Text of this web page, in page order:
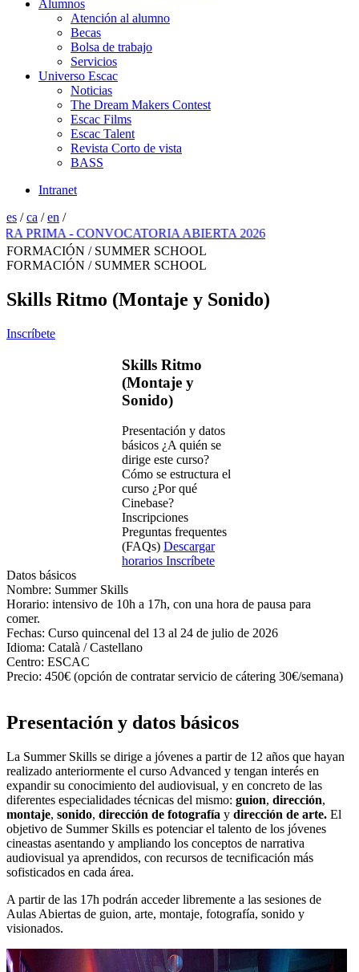
Alumnos
Atención al alumno
Becas
Bolsa de trabajo
Servicios
Universo Escac
Noticias
The Dream Makers Contest
Escac Films
Escac Talent
Revista Corto de vista
BASS
Intranet
es /ca /en /
- CONVOCATORIA ABIERTA 2026
FORMACIÓN / SUMMER SCHOOL
FORMACIÓN / SUMMER SCHOOL
Skills Ritmo (Montaje y Sonido)
Inscríbete
Skills Ritmo
(Montaje y
Sonido)
Presentación y datos
básicos ¿A quién se
dirige este curso?
Cómo se estructura el
curso ¿Por qué
Cinebase?
Inscripciones
Preguntas frequentes
(FAQs) Descargar
horarios Inscríbete
Datos básicos
Nombre: Summer Skills
Horario: intensivo de 10h a 17h, con una hora de pausa para
comer.
Fechas: Curso quincenal del 13 al 24 de julio de 2026
Idioma: Català / Castellano
Centro: ESCAC
Precio: 450€ (opción de contratar servicio de cátering 30€/semana)
Presentación y datos básicos
La Summer Skills se dirige a jóvenes a partir de 12 años que hayan
realizado anteriormente el curso Advanced y tengan interés en
expandir su conocimiento del audiovisual, y en concreto de las
diferentes especialidades técnicas del mismo: guion, dirección,
montaje, sonido, dirección de fotografía y dirección de arte. El
objetivo de Summer Skills es potenciar el talento de los jóvenes
cineastas asentando y ampliando los conceptos de narrativa
audiovisual ya aprendidos, con recursos de tecnificación más
sofisticados en cada área.
A partir de las 17h podrán acceder libremente a las sesiones de
Aulas Abiertas de guion, arte, montaje, fotografía, sonido y
visionados.